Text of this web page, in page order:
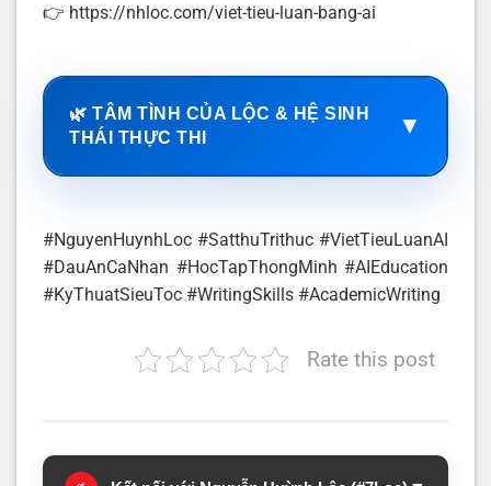
👉 https://nhloc.com/viet-tieu-luan-bang-ai
🌿 TÂM TÌNH CỦA LỘC & HỆ SINH
THÁI THỰC THI
▼
#NguyenHuynhLoc #SatthuTrithuc #VietTieuLuanAI
#DauAnCaNhan #HocTapThongMinh #AIEducation
#KyThuatSieuToc #WritingSkills #AcademicWriting
Rate this post